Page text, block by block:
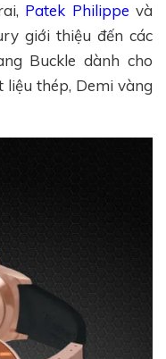
Patek Philippe và
giới thiệu đến các
Buckle dành cho
thép, Demi vàng